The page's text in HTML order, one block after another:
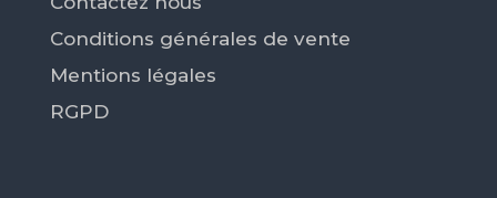
Conditions générales de vente
Mentions légales
RGPD